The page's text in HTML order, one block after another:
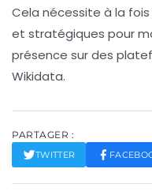
Cela nécessite à la
et stratégiques pour
présence sur des
Wikidata.
PARTAGER :
TWITTER